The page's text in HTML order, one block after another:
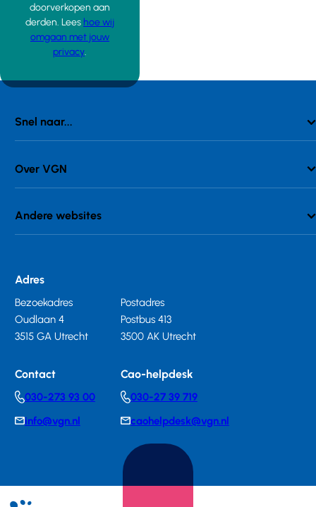
doorverkopen aan
derden. Lees hoe wij
omgaan met jouw
privacy.
Snel naar...
Over VGN
Andere websites
Adres
Bezoekadres
Oudlaan 4
3515 GA Utrecht
Postadres
Postbus 413
3500 AK Utrecht
Contact
Telephonenumber
030-273 93 00
E-info@vgn.nl
Cao-helpdesk
Telephonenumber
030-27 39 719
E-
mail
caohelpdesk@vgn.nl